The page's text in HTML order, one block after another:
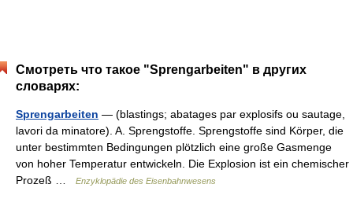
Смотреть что такое "Sprengarbeiten" в других
словарях:
Sprengarbeiten — (blastings; abatages par explosifs ou sautage,
lavori da minatore). A. Sprengstoffe. Sprengstoffe sind Körper, die
unter bestimmten Bedingungen plötzlich eine große Gasmenge
von hoher Temperatur entwickeln. Die Explosion ist ein chemischer
Prozeß …
Enzyklopädie des Eisenbahnwesens